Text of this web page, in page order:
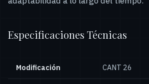
Especificaciones Técnicas
Modificación CANT 26